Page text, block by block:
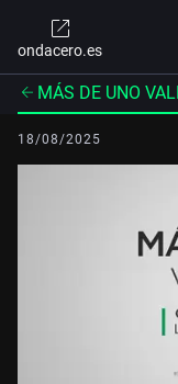
ondacero.es
MÁS DE UNO
18/08/2025